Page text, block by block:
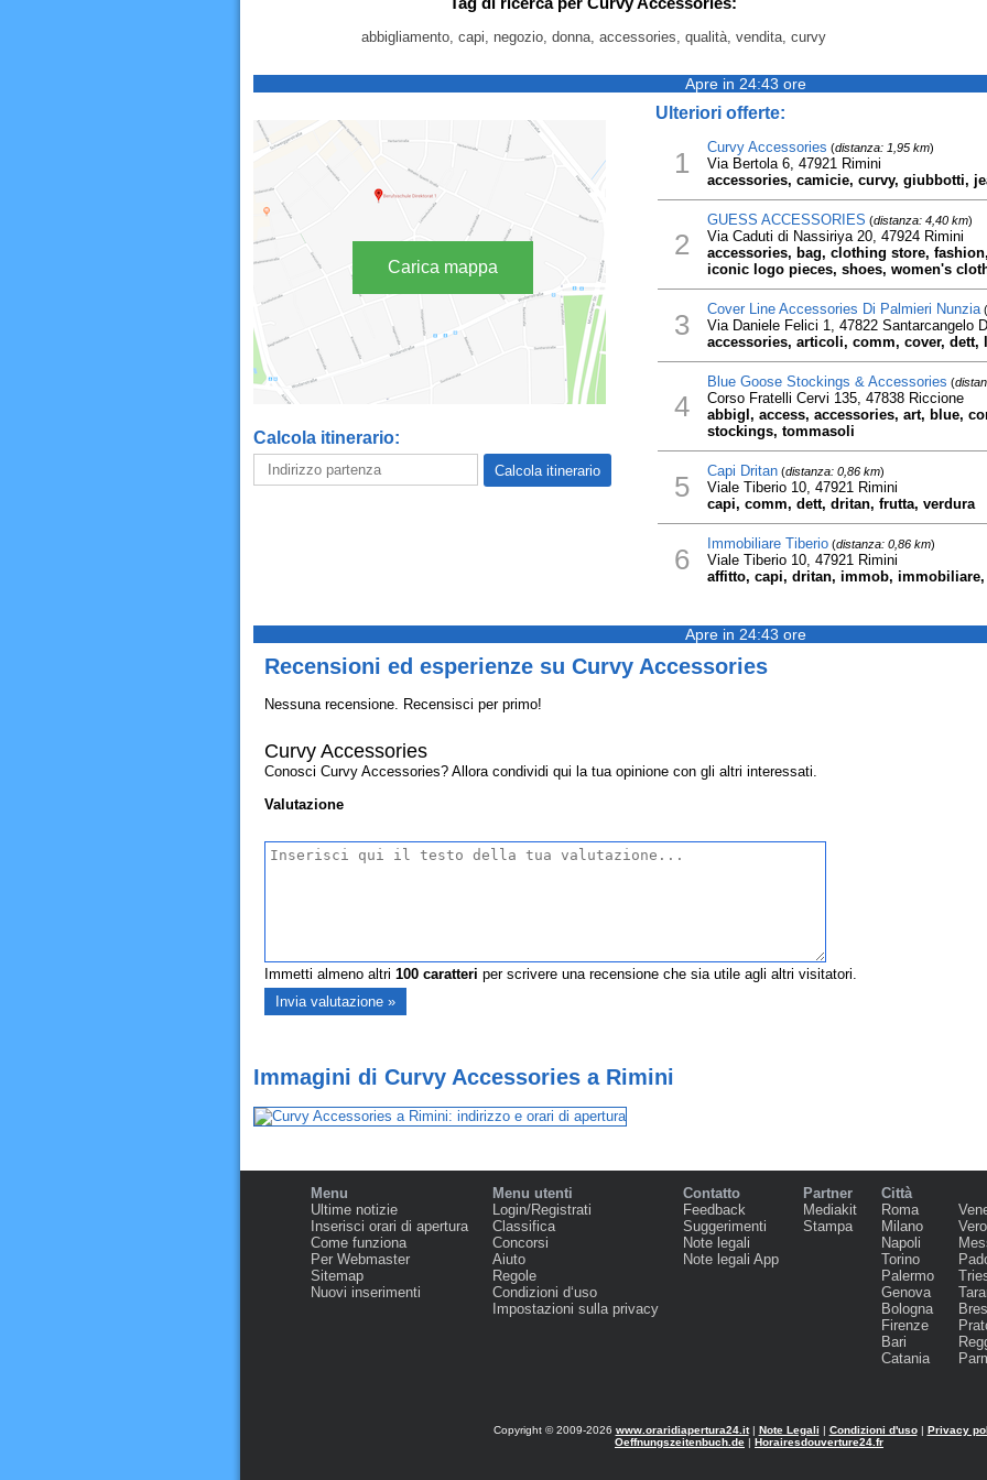
abbigliamento, capi, negozio, donna, accessories, qualità, vendita, curvy
Apre in 24:43 ore
Carica mappa
Calcola itinerario:
Ulteriori offerte:
1 Curvy Accessories (distanza: 1,95 km)
Via Bertola 6, 47921 Rimini
accessories, camicie, curvy, giubbotti,
2
GUESS ACCESSORIES (distanza: 4,40 km)
Via Caduti di Nassiriya 20, 47924 Rimini
accessories, bag, clothing store,
iconic logo pieces, shoes, women's
3 Cover Line Accessories Di Palmieri Nunzia(
Via Daniele Felici 1, 47822 Santarcangelo
accessories, articoli, comm, cover,
4
Blue Goose Stockings & Accessories (
Corso Fratelli Cervi 135, 47838 Riccione
abbigl, access, accessories, art, blue,
stockings, tommasoli
5 Capi Dritan(distanza: 0,86 km)
Viale Tiberio 10, 47921 Rimini
capi, comm, dett, dritan, frutta, verdura
6 Immobiliare Tiberio(distanza: 0,86 km)
Viale Tiberio 10, 47921 Rimini
affitto, capi, dritan, immob,
Apre in 24:43 ore
Recensioni ed esperienze su Curvy Accessories
Nessuna recensione. Recensisci per primo!
Curvy Accessories
Conosci Curvy Accessories? Allora condividi qui la tua opinione con gli altri interessati.
Valutazione
Immetti almeno altri 100caratteri per scrivere una recensione che sia utile agli altri visitatori.
Immagini di Curvy Accessories a Rimini
Menu
Ultime notizie
Inserisci orari di apertura
Come funziona
Per Webmaster
Sitemap
Nuovi inserimenti
Menu utenti
Login/Registrati
Classifica
Concorsi
Aiuto
Regole
Condizioni d‘uso
Impostazioni sulla privacy
Contatto
Feedback
Suggerimenti
Note legali
Note legali App
Partner
Mediakit
Stampa
Città
Roma
Milano
Napoli
Torino
Palermo
Genova
Bologna
Firenze
Bari
Catania
Copyright © 2009-2026 www.oraridiapertura24.it| Note Legali | Condizioni d'uso| Privacy
Oeffnungszeitenbuch.de | Horairesdouverture24.fr